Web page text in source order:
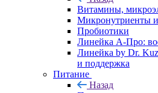
Витамины,
Микронутриенты
Пробиотики
Линейка А-Про:
Линейка by Dr.
и поддержка
Питание
Назад